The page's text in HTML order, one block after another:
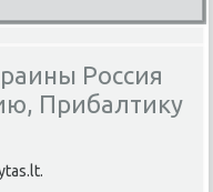
Россия
Прибалтику